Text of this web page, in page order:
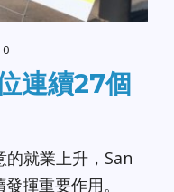
0
連續27個
就業上升，San
揮重要作用。